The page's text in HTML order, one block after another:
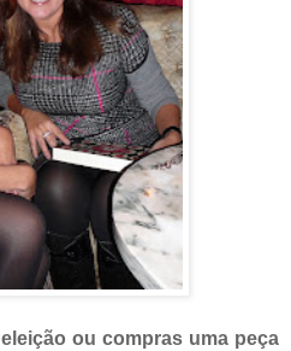
ou compras uma peça